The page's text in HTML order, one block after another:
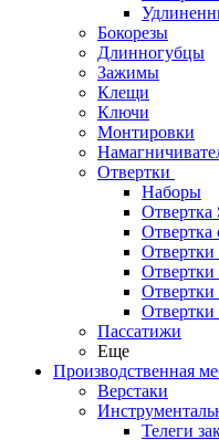
Бокорезы
Длинногубцы
Зажимы
Клещи
Ключи
Монтировки
Отвертки
Наборы
Отвертка
Отвертка
Отвертки
Пассатижи
Еще
Производственная
Верстаки
Телеги